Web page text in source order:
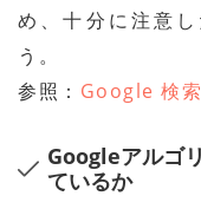
め、十分に注意
う。
参照： Google 検
Googleアルゴ
ているか